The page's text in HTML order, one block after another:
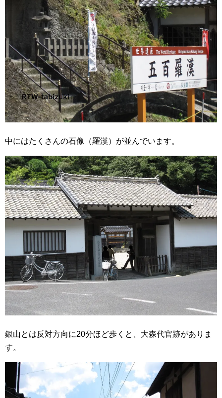
中にはたくさんの石像（羅漢）が並んでいます。
銀山とは反対方向に20分ほど歩くと、大森代官跡がありま
す。